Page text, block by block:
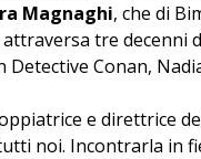
Magnaghi, che di
tre decenni
Detective Conan,
e direttrice
noi. Incontrarla in